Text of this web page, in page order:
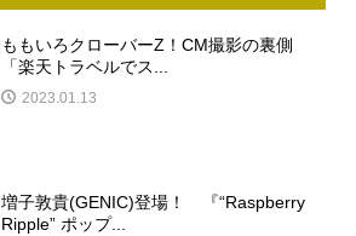
ももいろクローバーZ！CM撮影の裏側
「楽天トラベルでス...
2023.01.13
増子敦貴(GENIC)登場！ 『“Raspberry
Ripple” ポップ...